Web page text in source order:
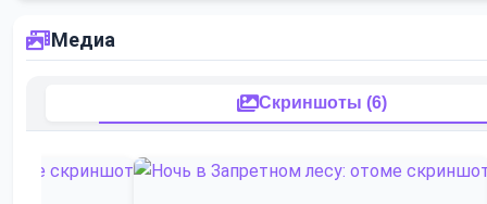
Медиа
Скриншоты (6)